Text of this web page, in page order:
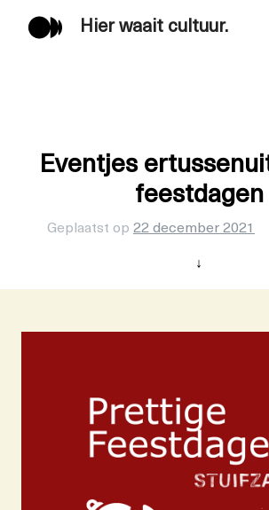
Hier waait cultuur.
Eventjes
feestdagen
Geplaatst op 22 december 2021
↓